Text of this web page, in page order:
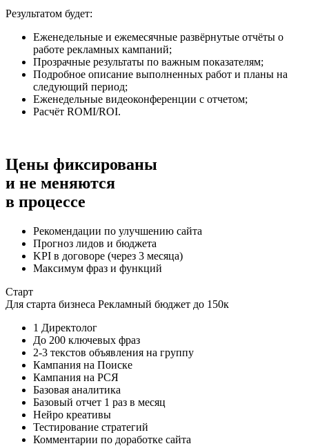
Результатом будет:
Еженедельные и ежемесячные развёрнутые отчёты о
работе рекламных кампаний;
Прозрачные результаты по важным показателям;
Подробное описание выполненных работ и планы на
следующий период;
Еженедельные видеоконференции с отчетом;
Расчёт ROMI/ROI.
Цены фиксированы
и не меняются
в процессе
Рекомендации по улучшению сайта
Прогноз лидов и бюджета
KPI в договоре (через 3 месяца)
Максимум фраз и функций
Старт
Для старта бизнеса Рекламный бюджет до 150к
1 Директолог
До 200 ключевых фраз
2-3 текстов объявления на группу
Кампания на Поиске
Кампания на РСЯ
Базовая аналитика
Базовый отчет 1 раз в месяц
Нейро креативы
Тестирование стратегий
Комментарии по доработке сайта